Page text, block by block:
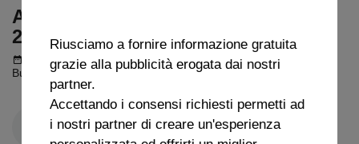
ARCHIVIO BUONGIORNO FIRENZE
2023
Podcast del 31 ottobre 2023 1h 44m 9s
Buongiorno Firenze puntata del 31 10 2023
Riusciamo a fornire informazione gratuita
grazie alla pubblicità erogata dai nostri
partner.
Accettando i consensi richiesti permetti ad
i nostri partner di creare un'esperienza